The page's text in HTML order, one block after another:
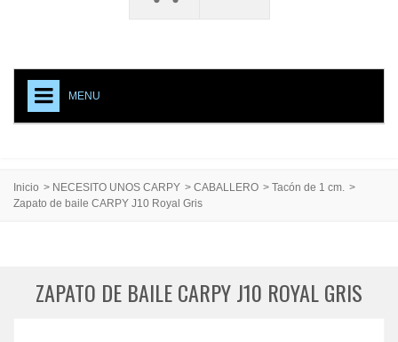
MENU
MEDIAS PROFESIONALES
Inicio > NECESITO UNOS CARPY > CABALLERO > Tacón de 1 cm. >
Zapato de baile CARPY J10 Royal Gris
ZAPATO DE BAILE CARPY J10 ROYAL GRIS